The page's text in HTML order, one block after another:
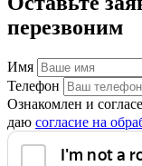
перезвоним
Имя
Телефон
Ознакомлен и
даю согласие на